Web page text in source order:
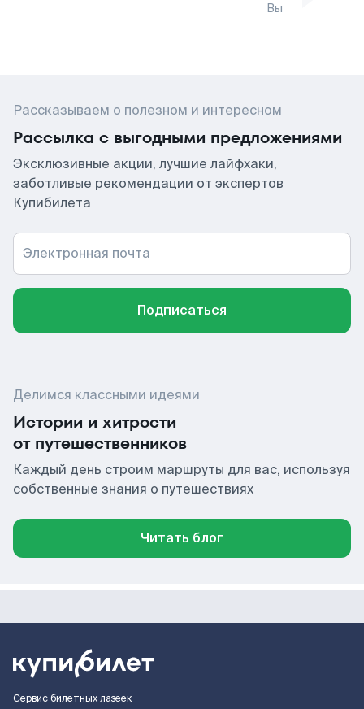
Вы
Рассказываем о полезном и интересном
Рассылка с выгодными предложениями
Эксклюзивные акции, лучшие лайфхаки,
заботливые рекомендации от экспертов
Купибилета
Электронная почта
Подписаться
Делимся классными идеями
Истории и хитрости
от путешественников
Каждый день строим маршруты для вас, используя
собственные знания о путешествиях
Читать блог
Сервис билетных лазеек